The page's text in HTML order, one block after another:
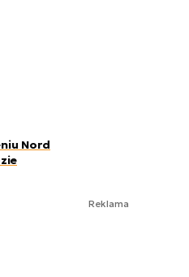
Nord
Reklama